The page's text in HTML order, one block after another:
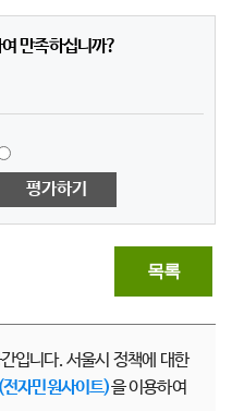
만족하십니까?
평가하기
목록
입니다. 서울시 정책에 대한
자민원사이트)을 이용하여